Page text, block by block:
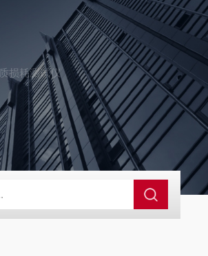
损耗测试仪
料电压击穿强度试验机 GCDDJ-100Kv